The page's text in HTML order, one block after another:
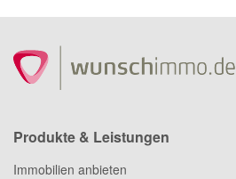
Produkte & Leistungen
Immobilien anbieten